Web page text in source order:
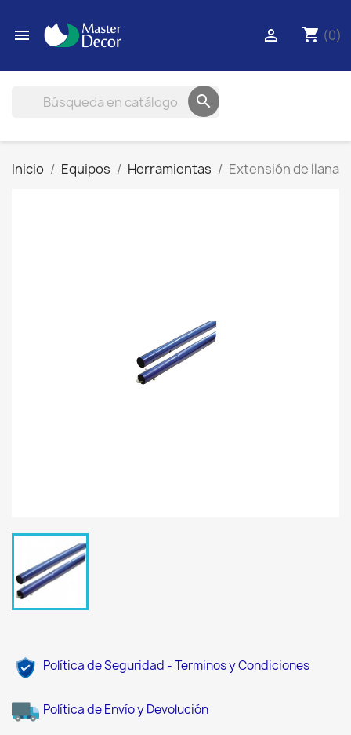
 shopping_cart (0)


Inicio Equipos Herramientas Extensión de llana
Política de Seguridad - Terminos y Condiciones
Política de Envío y Devolución